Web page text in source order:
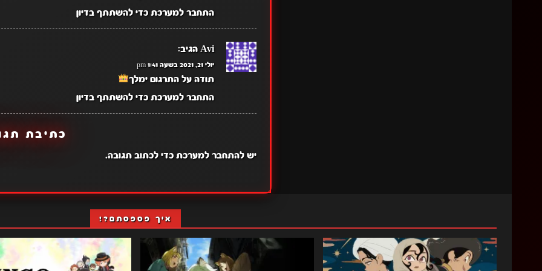
התחבר למערכת כדי להשתתף בדיון
Avi הגיב:
יולי 21, 2021 בשעה 1:41 pm
תודה על התרגום ימלך
התחבר למערכת כדי להשתתף בדיון
כתיבת
יש להתחבר למערכתכדי לכתוב תגובה.
איך פספסתם?!